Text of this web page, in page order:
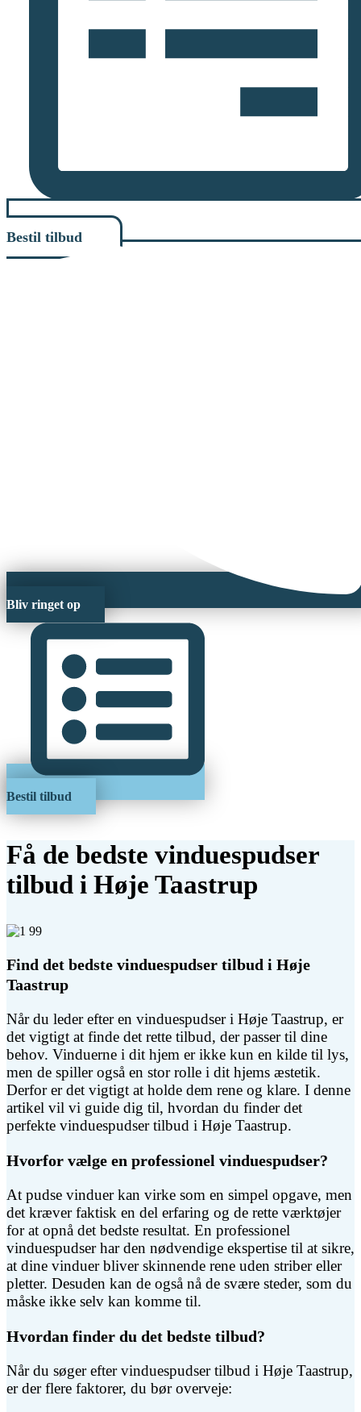
Bestil tilbud
Bliv ringet op
Bestil tilbud
Få de bedste vinduespudser
tilbud i Høje Taastrup
Find det bedste vinduespudser tilbud i Høje
Taastrup
Når du leder efter en vinduespudser i Høje Taastrup, er
det vigtigt at finde det rette tilbud, der passer til dine
behov. Vinduerne i dit hjem er ikke kun en kilde til lys,
men de spiller også en stor rolle i dit hjems æstetik.
Derfor er det vigtigt at holde dem rene og klare. I denne
artikel vil vi guide dig til, hvordan du finder det
perfekte vinduespudser tilbud i Høje Taastrup.
Hvorfor vælge en professionel vinduespudser?
At pudse vinduer kan virke som en simpel opgave, men
det kræver faktisk en del erfaring og de rette værktøjer
for at opnå det bedste resultat. En professionel
vinduespudser har den nødvendige ekspertise til at sikre,
at dine vinduer bliver skinnende rene uden striber eller
pletter. Desuden kan de også nå de svære steder, som du
måske ikke selv kan komme til.
Hvordan finder du det bedste tilbud?
Når du søger efter vinduespudser tilbud i Høje Taastrup,
er der flere faktorer, du bør overveje: